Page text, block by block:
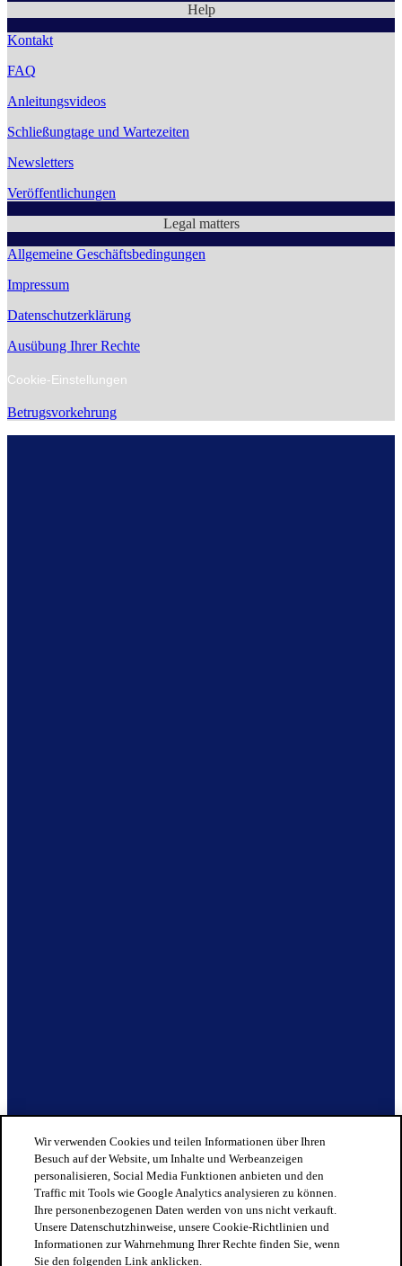
Help
Kontakt
FAQ
Anleitungsvideos
Schließungtage und Wartezeiten
Newsletters
Veröffentlichungen
Legal matters
Allgemeine Geschäftsbedingungen
Impressum
Datenschutzerklärung
Ausübung Ihrer Rechte
Cookie-Einstellungen
Betrugsvorkehrung
Wir verwenden Cookies und teilen Informationen über Ihren
Besuch auf der Website, um Inhalte und Werbeanzeigen
personalisieren, Social Media Funktionen anbieten und den
Traffic mit Tools wie Google Analytics analysieren zu können.
Ihre personenbezogenen Daten werden von uns nicht verkauft.
Unsere Datenschutzhinweise, unsere Cookie-Richtlinien und
Informationen zur Wahrnehmung Ihrer Rechte finden Sie, wenn
Sie den folgenden Link anklicken.